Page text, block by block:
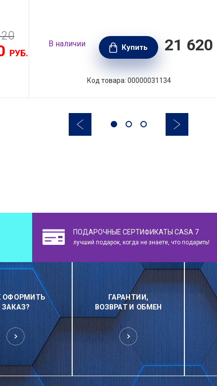
РУБ.
В наличии Купить 21 620
Код товара: 00000031134
ПОДАРОЧНЫЕ СЕРТИФИКАТЫ CASA 7
лучший подарок, когда не знаете, что подарить!
ОФОРМИТЬ
ЗАКАЗ?
ГАРАНТИИ,
ВОЗВРАТ И ОБМЕН